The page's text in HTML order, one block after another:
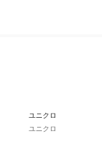
ユニクロ
ユニクロ